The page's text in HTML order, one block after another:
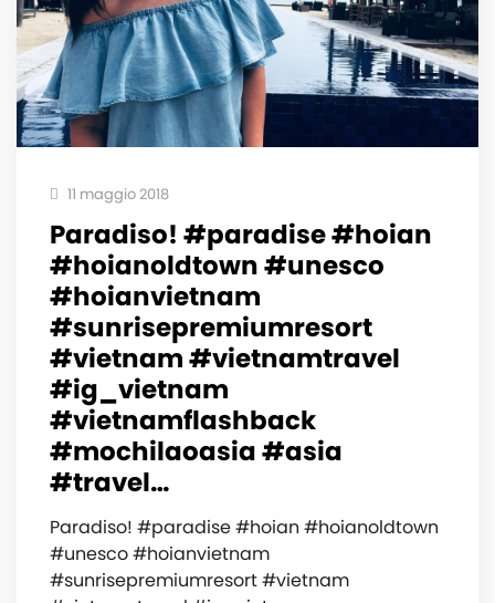
11 maggio 2018
Paradiso! #paradise #hoian
#hoianoldtown #unesco
#hoianvietnam
#sunrisepremiumresort
#vietnam #vietnamtravel
#ig_vietnam
#vietnamflashback
#mochilaoasia #asia
#travel…
Paradiso! #paradise #hoian #hoianoldtown
#unesco #hoianvietnam
#sunrisepremiumresort #vietnam